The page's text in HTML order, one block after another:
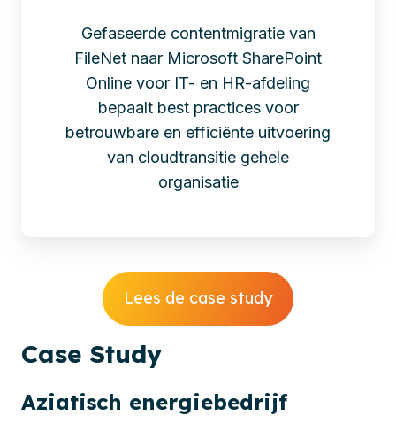
Gefaseerde contentmigratie van
FileNet naar Microsoft SharePoint
Online voor IT- en HR-afdeling
bepaalt best practices voor
betrouwbare en efficiënte uitvoering
van cloudtransitie gehele
organisatie
Lees de case study
Case Study
Aziatisch energiebedrijf